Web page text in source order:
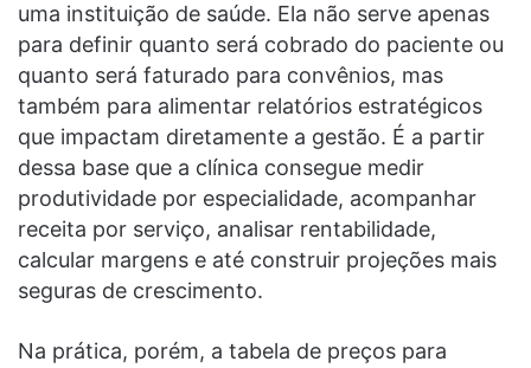
uma instituição de saúde. Ela não serve apenas
para definir quanto será cobrado do paciente ou
quanto será faturado para convênios, mas
também para alimentar relatórios estratégicos
que impactam diretamente a gestão. É a partir
dessa base que a clínica consegue medir
produtividade por especialidade, acompanhar
receita por serviço, analisar rentabilidade,
calcular margens e até construir projeções mais
seguras de crescimento.
Na prática, porém, a tabela de preços para